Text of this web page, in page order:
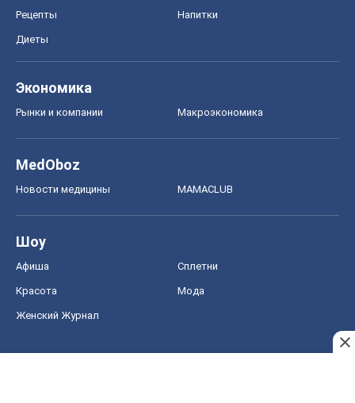
Рецепты Напитки
Диеты
Экономика
Рынки и компании Mакроэкономика
MedOboz
Новости медицины MAMACLUB
Шоу
Афиша Сплетни
Красота Мода
Женский Журнал